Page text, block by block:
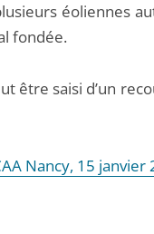
éoliennes
fondée.
être saisi d’un
Nancy, 15